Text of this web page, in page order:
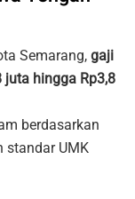
Semarang, gaji
juta hingga Rp3,8
berdasarkan
standar UMK